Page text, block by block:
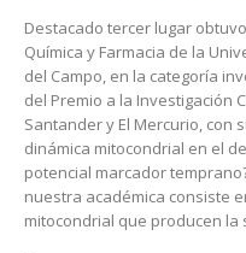
Destacado tercer lugar
Química y Farmacia de la
del Campo, en la categoría
del Premio a la Investigación
Santander y El Mercurio, con
dinámica mitocondrial en el
potencial marcador
nuestra académica consiste
mitocondrial que producen la